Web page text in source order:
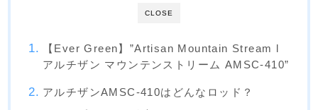
CLOSE
【Ever Green】”Artisan Mountain Stream l
アルチザン マウンテンストリーム AMSC-410”
アルチザンAMSC-410はどんなロッド？